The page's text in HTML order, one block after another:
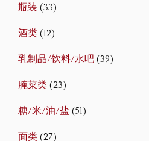
瓶装 (33)
酒类 (12)
乳制品/饮料/水吧 (39)
腌菜类 (23)
糖/米/油/盐 (51)
面类 (27)